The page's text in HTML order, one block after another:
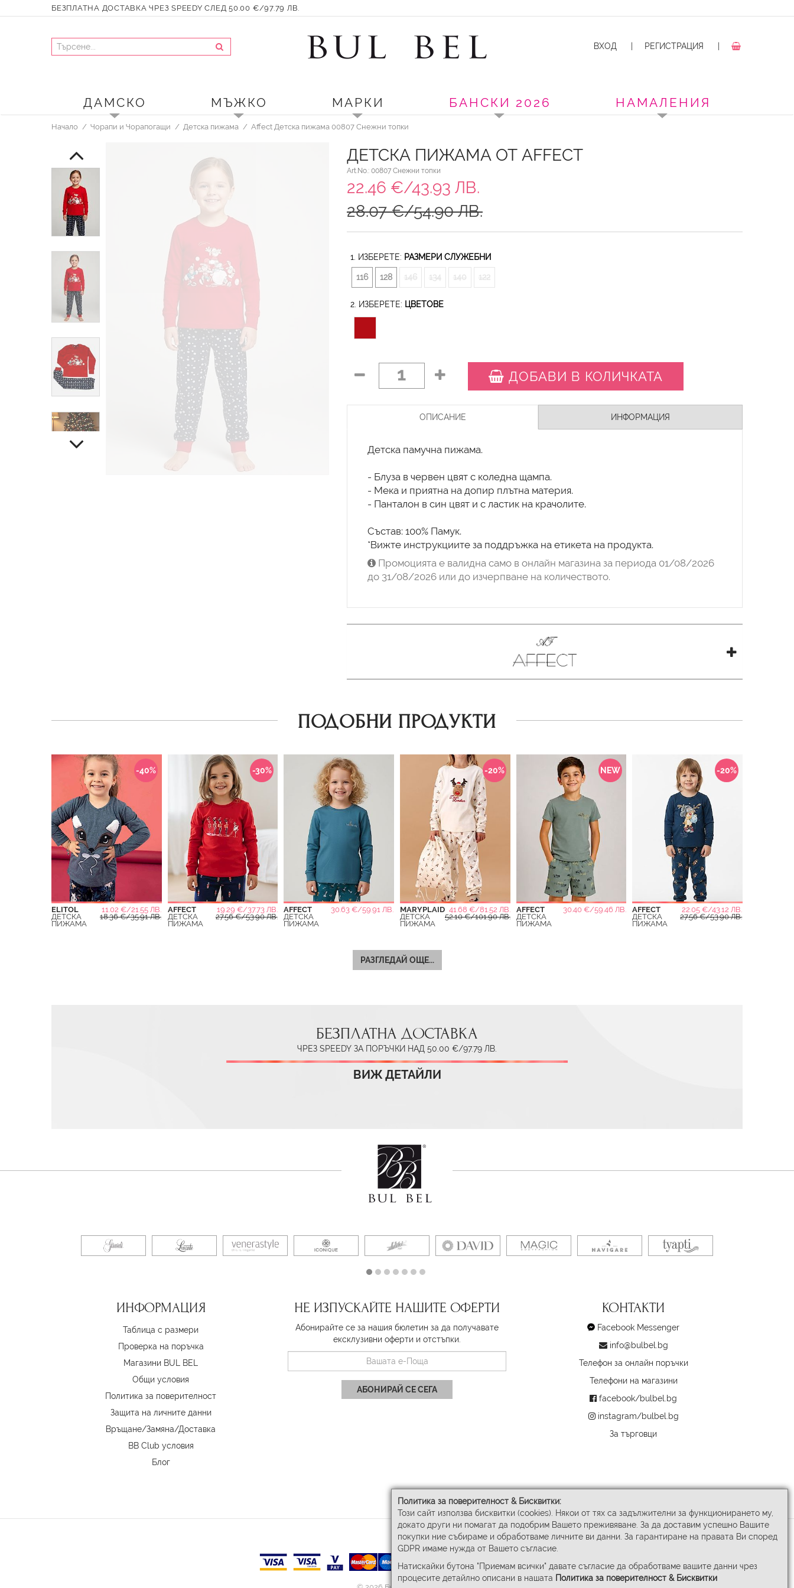
Политика за поверителност & Бисквитки:
Този сайт използва бисквитки (cookies). Някои от тях са задължителни за функционирането му,
докато други ни помагат да подобрим Вашето преживяване. За да доставим успешно Вашите
покупки ние събираме и обработваме личните ви данни. За гарантиране на правата Ви според
GDPR имаме нужда от Вашето съгласие.
Натискайки бутона "Приемам всички" давате съгласие да обработваме вашите данни чрез
процесите детайлно описани в нашата Политика за поверителност & Бисквитки
БЕЗПЛАТНА ДОСТАВКА ЧРЕЗ SPEEDY СЛЕД 50.00 €/97.79 ЛВ.
ВХОД РЕГИСТРАЦИЯ
ДАМСКО МЪЖКО МАРКИ БАНСКИ 2026 НАМАЛЕНИЯ
Начало Чорапи и Чорапогащи Детска пижама Affect Детска пижама 00807 Снежни топки
ДЕТСКА ПИЖАМА ОТ AFFECT
Art.No.: 00807 Снежни топки
22.46 €/43.93 ЛВ.
28.07 €/54.90 ЛВ.
1. ИЗБЕРЕТЕ: РАЗМЕРИ СЛУЖЕБНИ
116 128 146 134 140 122
2. ИЗБЕРЕТЕ: ЦВЕТОВЕ
1 ДОБАВИ В КОЛИЧКАТА
ОПИСАНИЕ ИНФОРМАЦИЯ
Детска памучна пижама.
- Блуза в червен цвят с коледна щампа.
- Мека и приятна на допир плътна материя.
- Панталон в син цвят и с ластик на крачолите.
Състав: 100% Памук.
*Вижте инструкциите за поддръжка на етикета на продукта.
Промоцията е валидна само в онлайн магазина за периода 01/08/2026
до 31/08/2026 или до изчерпване на количеството.
ПОДОБНИ ПРОДУКТИ
-40%
ELITOL
11.02 €/21.55 ЛВ.
ДЕТСКА
ПИЖАМА
18.36 €/35.91 ЛВ.
-30%
AFFECT
19.29 €/37.73 ЛВ.
ДЕТСКА
ПИЖАМА
27.56 €/53.90 ЛВ.
AFFECT
30.63 €/59.91 ЛВ.
ДЕТСКА
ПИЖАМА
-20%
MARYPLAID 41.68 €/81.52 ЛВ.
ДЕТСКА
ПИЖАМА
52.10 €/101.90 ЛВ.
NEW
AFFECT
30.40 €/59.46 ЛВ.
ДЕТСКА
ПИЖАМА
-20%
AFFECT
22.05 €/43.12 ЛВ.
ДЕТСКА
ПИЖАМА
27.56 €/53.90 ЛВ.
РАЗГЛЕДАЙ ОЩЕ...
БЕЗПЛАТНА ДОСТАВКА
ЧРЕЗ SPEEDY ЗА ПОРЪЧКИ НАД 50.00 €/97.79 ЛВ.
ВИЖ ДЕТАЙЛИ
ИНФОРМАЦИЯ
Таблица с размери
Проверка на поръчка
Магазини BUL BEL
Oбщи условия
Политика за поверителност
Защита на личните данни
Връщане/Замяна/Доставка
BB Club условия
Блог
НЕ ИЗПУСКАЙТЕ НАШИТЕ ОФЕРТИ
Абонирайте се за нашия бюлетин за да получавате
ексклузивни оферти и отстъпки.
АБОНИРАЙ СЕ СЕГА
КОНТАКТИ
Facebook Messenger
info@bulbel.bg
Телефон за онлайн поръчки
Телефони на магазини
facebook/bulbel.bg
instagram/bulbel.bg
За търговци